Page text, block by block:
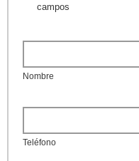
campos
Nombre
Teléfono